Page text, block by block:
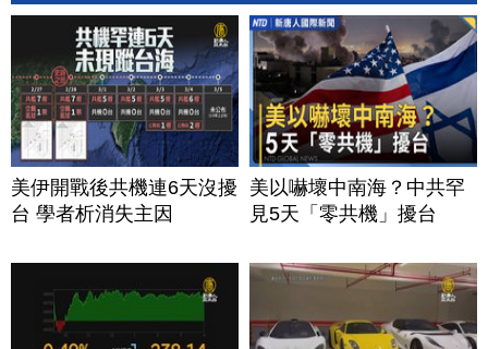
美伊開戰後共機連6天沒擾
台 學者析消失主因
美以嚇壞中南海？中共罕
見5天「零共機」擾台